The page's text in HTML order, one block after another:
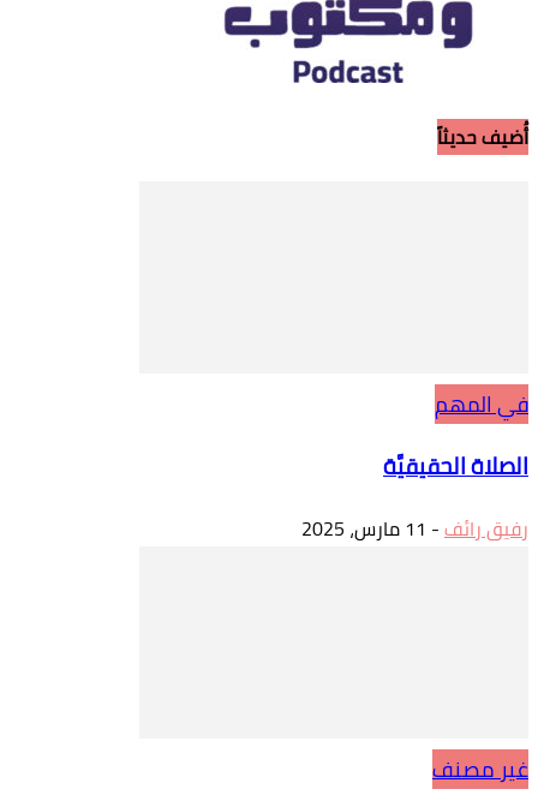
أُضيف حديثاً
في المهم
الصلاة الحقيقيَّة
رفيق رائف- 11 مارس، 2025
غير مصنف